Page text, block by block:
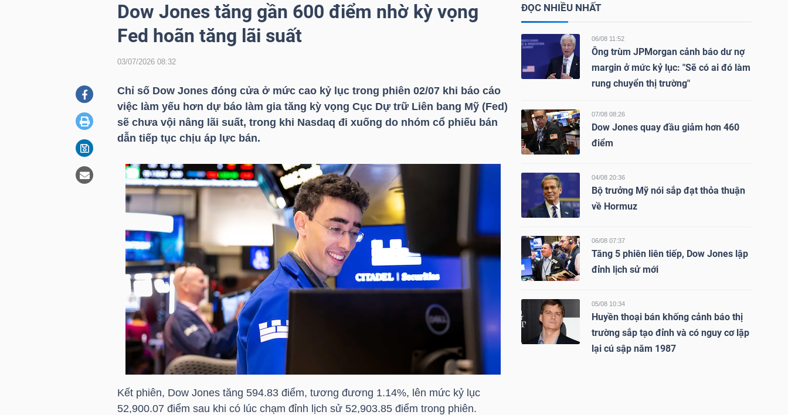
Dow Jones tăng gần 600 điểm nhờ kỳ vọng
Fed hoãn tăng lãi suất
03/07/2026 08:32
Chỉ số Dow Jones đóng cửa ở mức cao kỷ lục trong phiên 02/07 khi báo cáo
việc làm yếu hơn dự báo làm gia tăng kỳ vọng Cục Dự trữ Liên bang Mỹ (Fed)
sẽ chưa vội nâng lãi suất, trong khi Nasdaq đi xuống do nhóm cổ phiếu bán
dẫn tiếp tục chịu áp lực bán.
Kết phiên, Dow Jones tăng 594.83 điểm, tương đương 1.14%, lên mức kỷ lục
52,900.07 điểm sau khi có lúc chạm đỉnh lịch sử 52,903.85 điểm trong phiên.
ĐỌC NHIỀU NHẤT
06/08 11:52
Ông trùm JPMorgan cảnh báo dư nợ
margin ở mức kỷ lục: "Sẽ có ai đó làm
rung chuyển thị trường"
07/08 08:26
Dow Jones quay đầu giảm hơn 460
điểm
04/08 20:36
Bộ trưởng Mỹ nói sắp đạt thỏa thuận
về Hormuz
06/08 07:37
Tăng 5 phiên liên tiếp, Dow Jones lập
đỉnh lịch sử mới
05/08 10:34
Huyền thoại bán khống cảnh báo thị
trường sắp tạo đỉnh và có nguy cơ lặp
lại cú sập năm 1987